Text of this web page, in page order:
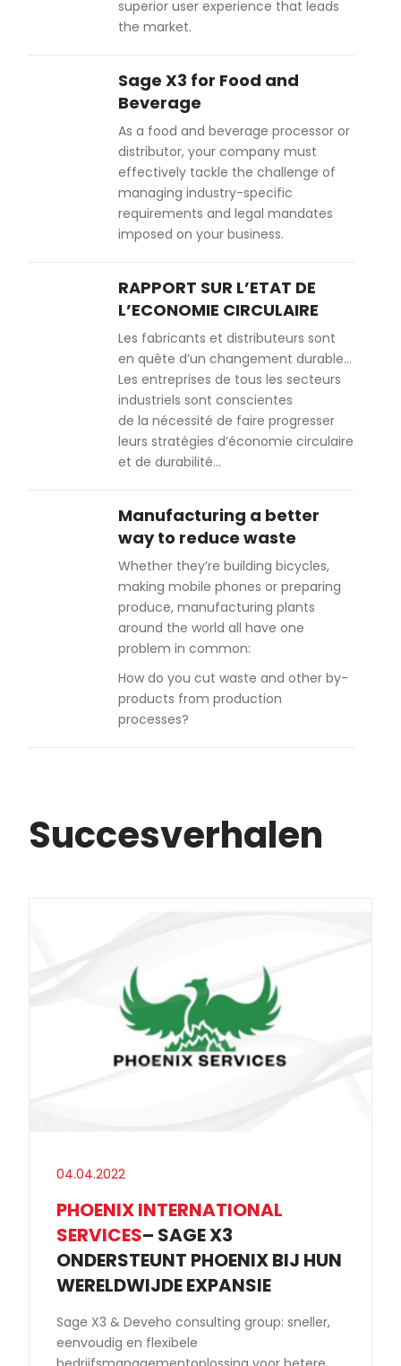
superior user experience that leads
the market.
Sage X3 for Food and
Beverage
As a food and beverage processor or
distributor, your company must
effectively tackle the challenge of
managing industry-specific
requirements and legal mandates
imposed on your business.
RAPPORT SUR L’ETAT DE
L’ECONOMIE CIRCULAIRE
Les fabricants et distributeurs sont
en quête d’un changement durable…
Les entreprises de tous les secteurs
industriels sont conscientes
de la nécessité de faire progresser
leurs stratégies d’économie circulaire
et de durabilité…
Manufacturing a better
way to reduce waste
Whether they’re building bicycles,
making mobile phones or preparing
produce, manufacturing plants
around the world all have one
problem in common:
How do you cut waste and other by-
products from production
processes?
Succesverhalen
04.04.2022
PHOENIX INTERNATIONAL
SERVICES– SAGE X3
ONDERSTEUNT PHOENIX BIJ HUN
WERELDWIJDE EXPANSIE
Sage X3 & Deveho consulting group: sneller,
eenvoudig en flexibele